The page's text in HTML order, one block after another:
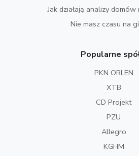
Jak działają analizy domów
Nie masz czasu na
Popularne
PKN ORLEN
XTB
CD Projekt
PZU
Allegro
KGHM